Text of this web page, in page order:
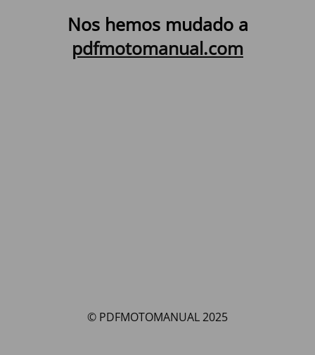
Nos hemos mudado a
pdfmotomanual.com
© PDFMOTOMANUAL 2025